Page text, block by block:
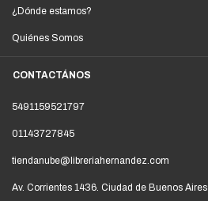
¿Dónde estamos?
Quiénes Somos
CONTACTÁNOS
5491159521797
01143727845
tiendanube@libreriahernandez.com
Av. Corrientes 1436. Ciudad de Buenos Aires